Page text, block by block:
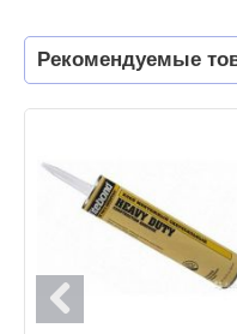
Рекомендуемые